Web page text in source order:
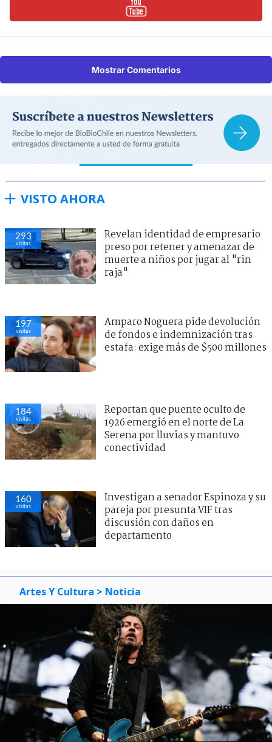
Mostrar Comentarios
VISTO AHORA
293
visitas
Revelan identidad de empresario
preso por retener y amenazar de
muerte a niños por jugar al "rin
raja"
197
visitas
Amparo Noguera pide devolución
de fondos e indemnización tras
estafa: exige más de $500 millones
184
visitas
Reportan que puente oculto de
1926 emergió en el norte de La
Serena por lluvias y mantuvo
conectividad
160
visitas
Investigan a senador Espinoza y su
pareja por presunta VIF tras
discusión con daños en
departamento
Artes Y Cultura > Noticia